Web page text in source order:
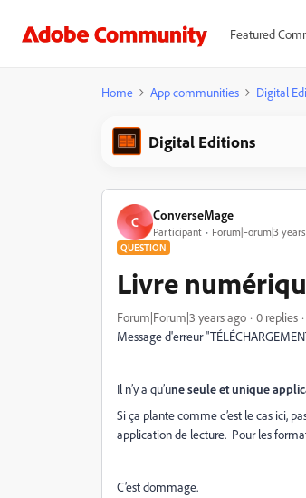
Featured
Home App communities Digital
Digital Editions
C ConverseMage
Participant Forum|Forum|3
QUESTION
Livre
Forum|Forum|3 years ago 0 replies
Message d'erreur
Il n’y a qu’une seule et unique
Si ça plante comme c’est le cas ici,
application de lecture. Pour les
C’est dommage.